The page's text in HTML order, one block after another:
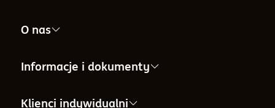
O nas
Nasza firma
Informacje i dokumenty
Informacje i dokumenty
Klienci indywidualni